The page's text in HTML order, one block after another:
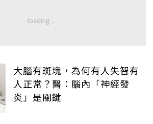
大腦有斑塊，為何有人失智有
人正常？醫：腦內「神經發
炎」是關鍵